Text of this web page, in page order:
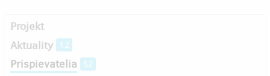
Projekt
Aktuality
12
Prispievatelia 52